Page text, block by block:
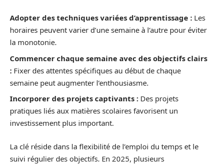
Adopter des techniques variées d’apprentissage : Les
horaires peuvent varier d’une semaine à l’autre pour éviter
la monotonie.
Commencer chaque semaine avec des objectifs clairs
: Fixer des attentes spécifiques au début de chaque
semaine peut augmenter l’enthousiasme.
Incorporer des projets captivants : Des projets
pratiques liés aux matières scolaires favorisent un
investissement plus important.
La clé réside dans la flexibilité de l’emploi du temps et le
suivi régulier des objectifs. En 2025, plusieurs